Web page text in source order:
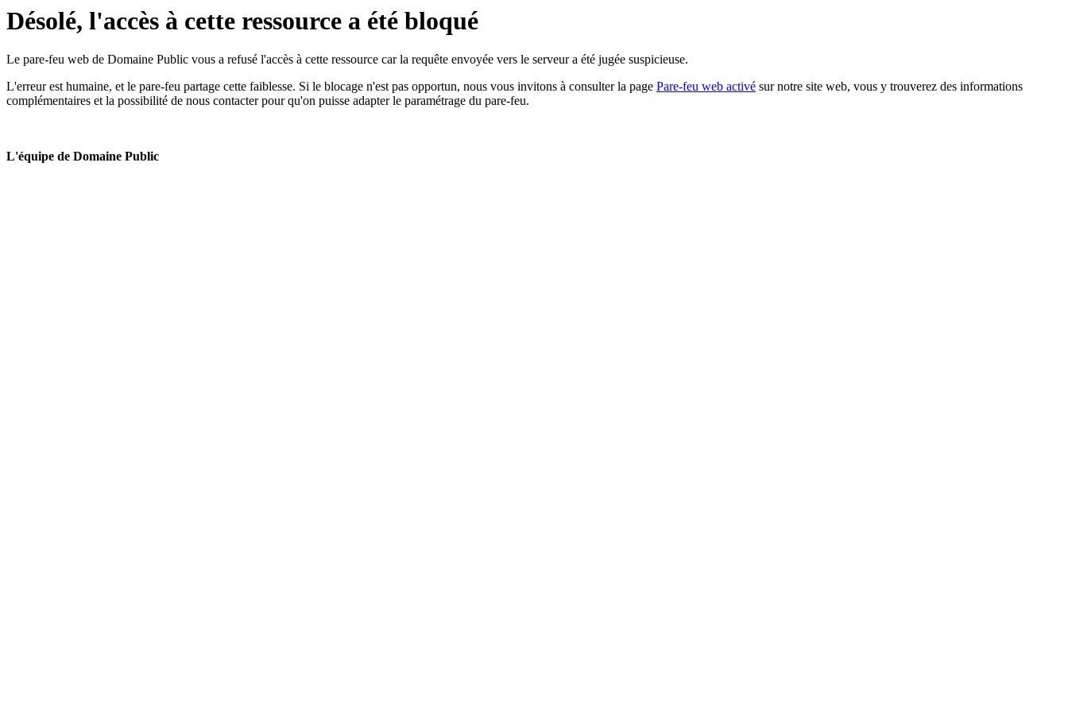
Désolé, l'accès à cette ressource a été bloqué
Le pare-feu web de Domaine Public vous a refusé l'accès à cette ressource car la requête envoyée vers le serveur a été jugée suspicieuse.
L'erreur est humaine, et le pare-feu partage cette faiblesse. Si le blocage n'est pas opportun, nous vous invitons à consulter la page Pare-feu web activé sur notre site web, vous y trouverez des informations
complémentaires et la possibilité de nous contacter pour qu'on puisse adapter le paramétrage du pare-feu.
L'équipe de Domaine Public